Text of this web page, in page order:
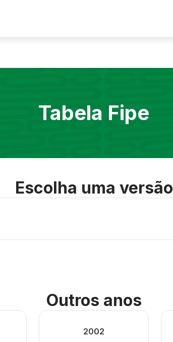
Tabela Fipe
Escolha uma versão
Outros anos
2002